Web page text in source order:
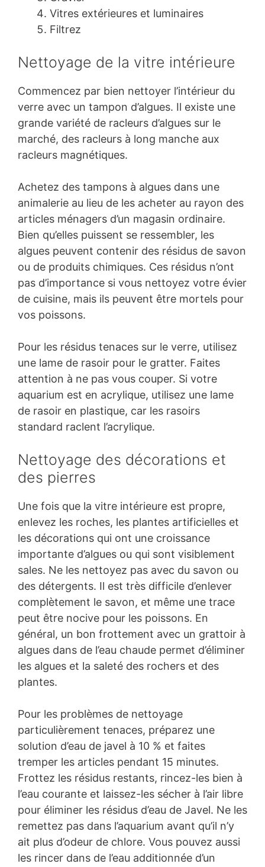
Vitres extérieures et luminaires
Filtrez
Nettoyage de la vitre intérieure
Commencez par bien nettoyer l’intérieur du
verre avec un tampon d’algues. Il existe une
grande variété de racleurs d’algues sur le
marché, des racleurs à long manche aux
racleurs magnétiques.
Achetez des tampons à algues dans une
animalerie au lieu de les acheter au rayon des
articles ménagers d’un magasin ordinaire.
Bien qu’elles puissent se ressembler, les
algues peuvent contenir des résidus de savon
ou de produits chimiques. Ces résidus n’ont
pas d’importance si vous nettoyez votre évier
de cuisine, mais ils peuvent être mortels pour
vos poissons.
Pour les résidus tenaces sur le verre, utilisez
une lame de rasoir pour le gratter. Faites
attention à ne pas vous couper. Si votre
aquarium est en acrylique, utilisez une lame
de rasoir en plastique, car les rasoirs
standard raclent l’acrylique.
Nettoyage des décorations et
des pierres
Une fois que la vitre intérieure est propre,
enlevez les roches, les plantes artificielles et
les décorations qui ont une croissance
importante d’algues ou qui sont visiblement
sales. Ne les nettoyez pas avec du savon ou
des détergents. Il est très difficile d’enlever
complètement le savon, et même une trace
peut être nocive pour les poissons. En
général, un bon frottement avec un grattoir à
algues dans de l’eau chaude permet d’éliminer
les algues et la saleté des rochers et des
plantes.
Pour les problèmes de nettoyage
particulièrement tenaces, préparez une
solution d’eau de javel à 10 % et faites
tremper les articles pendant 15 minutes.
Frottez les résidus restants, rincez-les bien à
l’eau courante et laissez-les sécher à l’air libre
pour éliminer les résidus d’eau de Javel. Ne les
remettez pas dans l’aquarium avant qu’il n’y
ait plus d’odeur de chlore. Vous pouvez aussi
les rincer dans de l’eau additionnée d’un